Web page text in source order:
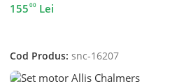
15500 Lei
Cod Produs: snc-16207